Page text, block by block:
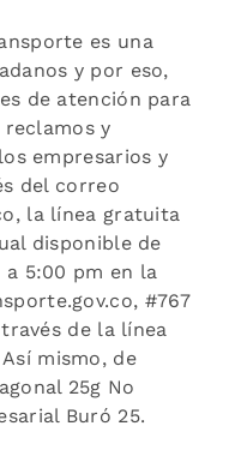
es una
y por eso,
de atención para
y
empresarios y
del correo
la línea gratuita
disponible de
a 5:00 pm en la
#767
de la línea
mismo, de
25g No
Buró 25.